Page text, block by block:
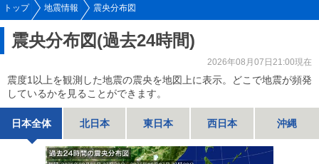
トップ 地震情報 震央分布図
震央分布図(過去24時間)
2026年08月07日21:00現在
震度1以上を観測した地震の震央を地図上に表示。どこで地震が頻発
しているかを見ることができます。
日本全体 北日本 東日本 西日本 沖縄